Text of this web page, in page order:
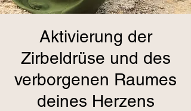
Aktivierung der
Zirbeldrüse und des
verborgenen Raumes
deines Herzens